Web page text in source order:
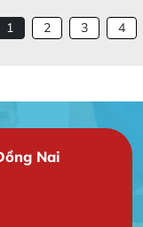
1 2 3 4
Nai